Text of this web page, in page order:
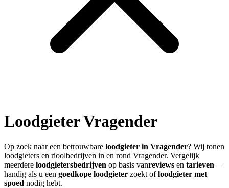
LoodgieterVragender
Op zoek naar een betrouwbare loodgieter in Vragender? Wij tonen
loodgieters en rioolbedrijven in en rond Vragender. Vergelijk
meerdere loodgietersbedrijven op basis vanreviews en tarieven —
handig als u een goedkope loodgieter zoekt ofloodgieter met
spoed nodig hebt.